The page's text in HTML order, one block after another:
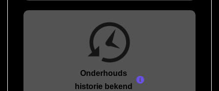
Onderhouds
historie bekend